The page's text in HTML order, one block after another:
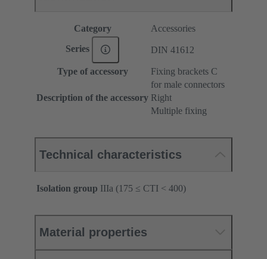
Category Accessories
Series DIN 41612
Type of accessory Fixing brackets C
Description of the accessory
for male connectors
Right
Multiple fixing
Technical characteristics
Isolation group IIIa (175 ≤ CTI < 400)
Material properties